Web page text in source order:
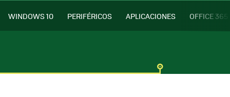
WINDOWS 10 PERIFÉRICOS APLICACIONES OFFICE 365